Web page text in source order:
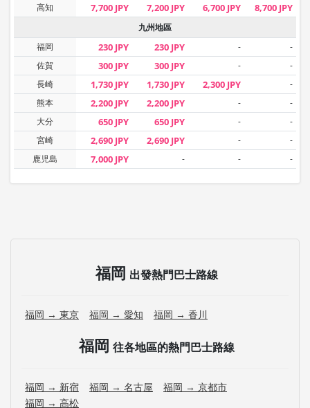
高知 7,700 JPY 7,200 JPY 6,700 JPY 8,700 JPY
九州地區
福岡
230 JPY 230 JPY -
-
佐賀
300 JPY 300 JPY -
-
長崎
1,730 JPY 1,730 JPY 2,300 JPY
-
熊本
2,200 JPY 2,200 JPY -
-
大分
650 JPY 650 JPY -
-
宮崎
2,690 JPY 2,690 JPY -
-
鹿児島
7,000 JPY - - -
福岡 出發熱門巴士路線
福岡 → 東京 福岡 → 愛知 福岡 → 香川
福岡 往各地區的熱門巴士路線
福岡 → 新宿 福岡 → 名古屋
福岡 → 京都市
福岡 → 高松